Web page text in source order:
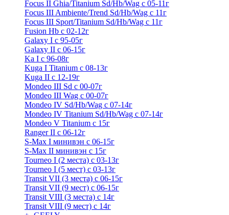
Focus II Ghia/Titanium Sd/Hb/Wag с 05-11г
Focus III Ambiente/Trend Sd/Hb/Wag с 11г
Focus III Sport/Titanium Sd/Hb/Wag с 11г
Fusion Hb с 02-12г
Galaxy I с 95-05г
Galaxy II c 06-15г
Ka I с 96-08г
Kuga I Titanium с 08-13г
Kuga II c 12-19г
Mondeo III Sd с 00-07г
Mondeo III Wag с 00-07г
Mondeo IV Sd/Hb/Wag с 07-14г
Mondeo IV Titanium Sd/Hb/Wag с 07-14г
Mondeo V Titanium с 15г
Ranger II с 06-12г
S-Max I минивэн с 06-15г
S-Max II минивэн с 15г
Tourneo I (2 места) с 03-13г
Tourneo I (5 мест) с 03-13г
Transit VII (3 места) с 06-15г
Transit VII (9 мест) с 06-15г
Transit VIII (3 места) с 14г
Transit VIII (9 мест) с 14г